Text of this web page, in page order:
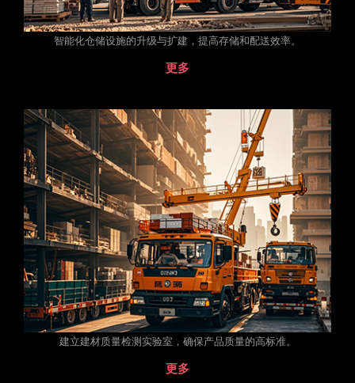
智能化仓储设施的升级与扩建，提高存储和配送效率。
更多
建立建材质量检测实验室，确保产品质量的高标准。
更多